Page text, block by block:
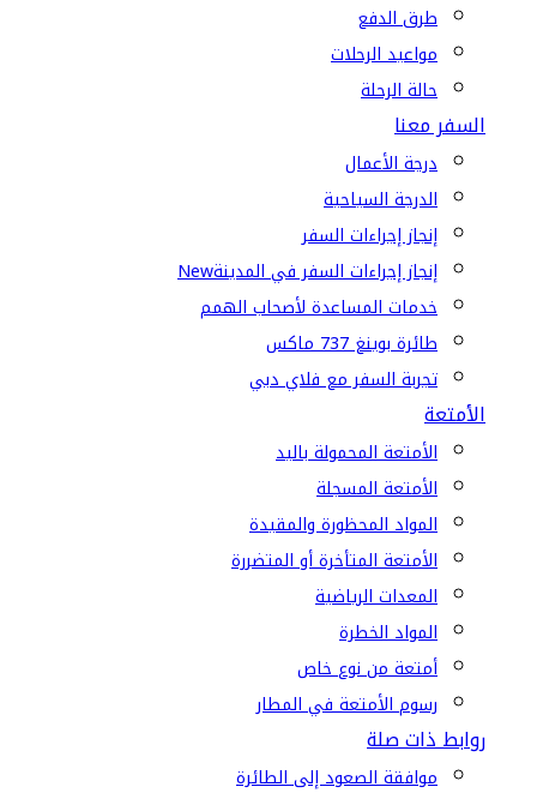
طرق الدفع
مواعيد الرحلات
حالة الرحلة
السفر معنا
درجة الأعمال
الدرجة السياحية
إنجاز إجراءات السفر
إنجاز إجراءات السفر في المدينةNew
خدمات المساعدة لأصحاب الهمم
طائرة بوينغ 737 ماكس
تجربة السفر مع فلاي دبي
الأمتعة
الأمتعة المحمولة باليد
الأمتعة المسجلة
المواد المحظورة والمقيدة
الأمتعة المتأخرة أو المتضررة
المعدات الرياضية
المواد الخطرة
أمتعة من نوع خاص
رسوم الأمتعة في المطار
روابط ذات صلة
موافقة الصعود إلى الطائرة